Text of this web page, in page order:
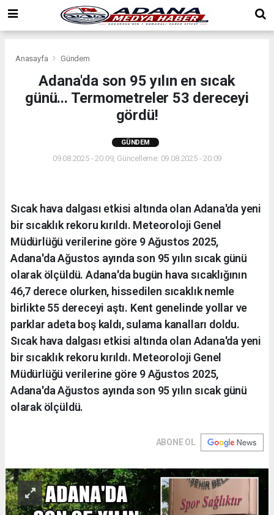
Anasayfa Gündem
Adana'da son 95 yılın en sıcak
günü... Termometreler 53 dereceyi
gördü!
GÜNDEM
09.08.2025 - 20:09, Güncelleme: 09.08.2025 - 20:09
Sıcak hava dalgası etkisi altında olan Adana'da yeni
bir sıcaklık rekoru kırıldı. Meteoroloji Genel
Müdürlüğü verilerine göre 9 Ağustos 2025,
Adana'da Ağustos ayında son 95 yılın sıcak günü
olarak ölçüldü. Adana'da bugün hava sıcaklığının
46,7 derece olurken, hissedilen sıcaklık nemle
birlikte 55 dereceyi aştı. Kent genelinde yollar ve
parklar adeta boş kaldı, sulama kanalları doldu.
Sıcak hava dalgası etkisi altında olan Adana'da yeni
bir sıcaklık rekoru kırıldı. Meteoroloji Genel
Müdürlüğü verilerine göre 9 Ağustos 2025,
Adana'da Ağustos ayında son 95 yılın sıcak günü
olarak ölçüldü.
ABONE OL